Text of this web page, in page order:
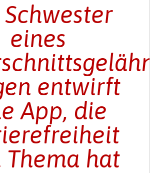
eines
entwirft
App, die
Thema hat